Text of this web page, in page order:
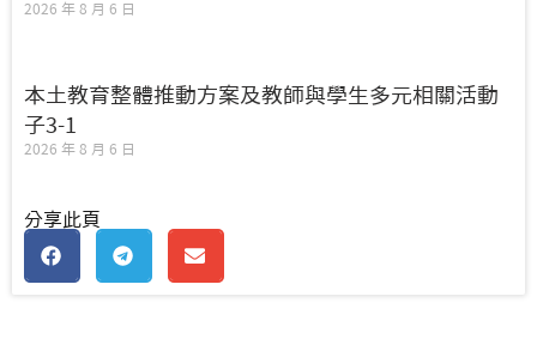
2026 年 8 月 6 日
本土教育整體推動方案及教師與學生多元相關活動
子3-1
2026 年 8 月 6 日
分享此頁